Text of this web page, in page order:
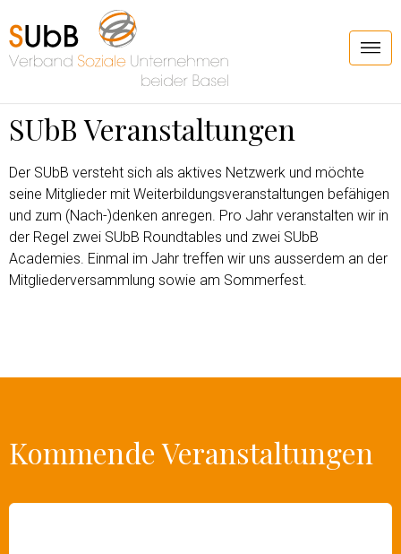
SUbB Veranstaltungen
Der SUbB versteht sich als aktives Netzwerk und möchte
seine Mitglieder mit Weiterbildungsveranstaltungen befähigen
und zum (Nach-)denken anregen. Pro Jahr veranstalten wir in
der Regel zwei SUbB Roundtables und zwei SUbB
Academies. Einmal im Jahr treffen wir uns ausserdem an der
Mitgliederversammlung sowie am Sommerfest.
Kommende Veranstaltungen